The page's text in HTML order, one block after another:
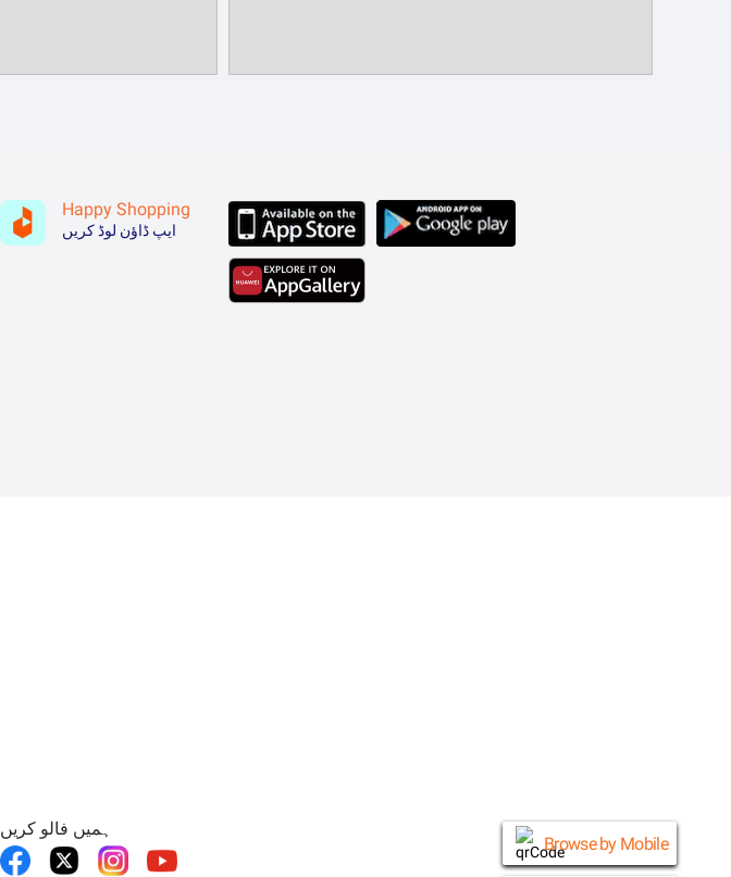
Browse by Mobile
Happy Shopping
ایپ ڈاؤن لوڈ کریں
ہمیں فالو کریں